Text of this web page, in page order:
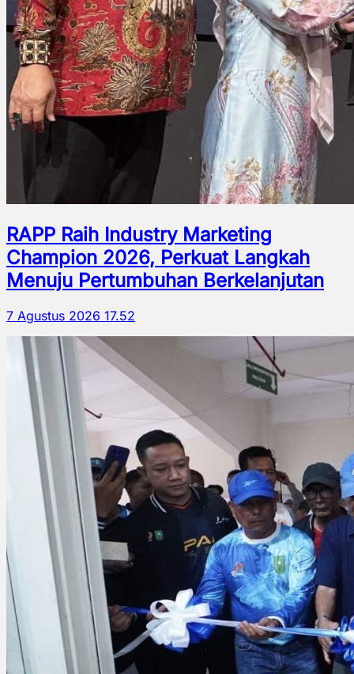
RAPP Raih Industry Marketing
Champion 2026, Perkuat Langkah
Menuju Pertumbuhan Berkelanjutan
7 Agustus 2026 17.52